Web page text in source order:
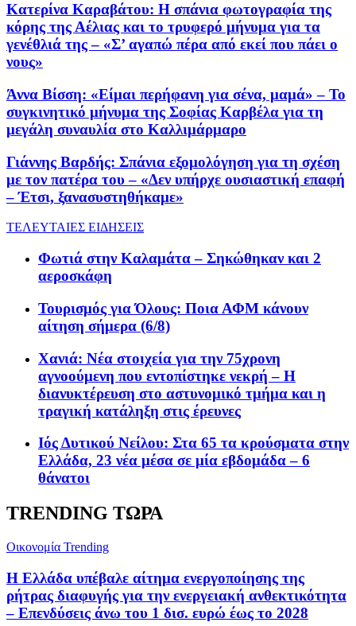
Κατερίνα Καραβάτου: Η σπάνια φωτογραφία της
κόρης της Αέλιας και το τρυφερό μήνυμα για τα
γενέθλιά της – «Σ’ αγαπώ πέρα από εκεί που πάει ο
νους»
Άννα Βίσση: «Είμαι περήφανη για σένα, μαμά» – Το
συγκινητικό μήνυμα της Σοφίας Καρβέλα για τη
μεγάλη συναυλία στο Καλλιμάρμαρο
Γιάννης Βαρδής: Σπάνια εξομολόγηση για τη σχέση
με τον πατέρα του – «Δεν υπήρχε ουσιαστική επαφή
– Έτσι, ξανασυστηθήκαμε»
ΤΕΛΕΥΤΑΙΕΣ ΕΙΔΗΣΕΙΣ
Φωτιά στην Καλαμάτα – Σηκώθηκαν και 2
αεροσκάφη
Τουρισμός για Όλους: Ποια ΑΦΜ κάνουν
αίτηση σήμερα (6/8)
Χανιά: Νέα στοιχεία για την 75χρονη
αγνοούμενη που εντοπίστηκε νεκρή – Η
διανυκτέρευση στο αστυνομικό τμήμα και η
τραγική κατάληξη στις έρευνες
Ιός Δυτικού Νείλου: Στα 65 τα κρούσματα στην
Ελλάδα, 23 νέα μέσα σε μία εβδομάδα – 6
θάνατοι
TRENDING ΤΩΡΑ
Oικονομία Trending
Η Ελλάδα υπέβαλε αίτημα ενεργοποίησης της
ρήτρας διαφυγής για την ενεργειακή ανθεκτικότητα
– Επενδύσεις άνω του 1 δισ. ευρώ έως το 2028